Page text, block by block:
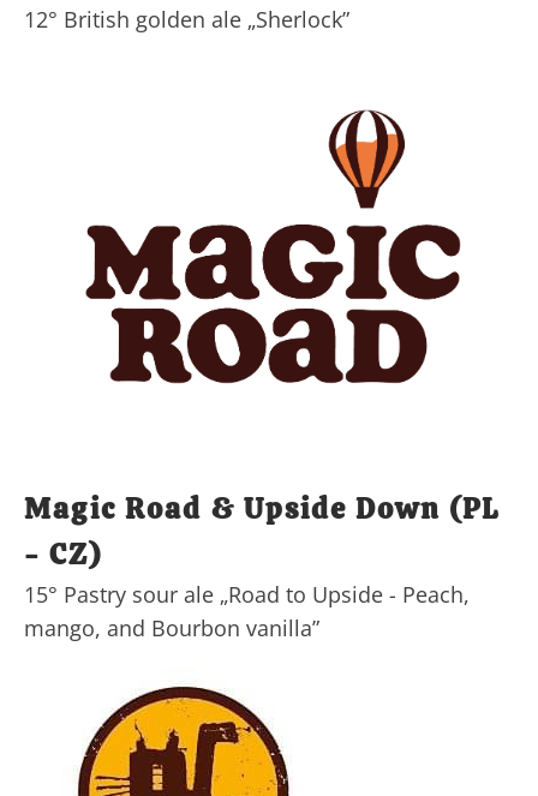
12° British golden ale „Sherlock”
Magic Road & Upside Down (PL
- CZ)
15° Pastry sour ale „Road to Upside - Peach,
mango, and Bourbon vanilla”